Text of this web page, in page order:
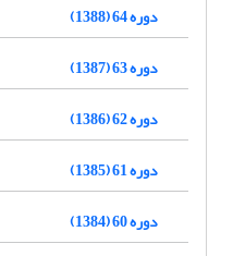
دوره 64 (1388)
دوره 63 (1387)
دوره 62 (1386)
دوره 61 (1385)
دوره 60 (1384)